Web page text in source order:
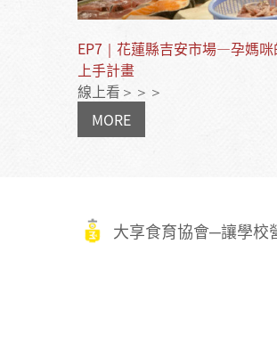
EP7｜花蓮縣吉安市場—孕媽咪
上手計畫
線上看＞＞＞
MORE
大享食育協會─讓學校